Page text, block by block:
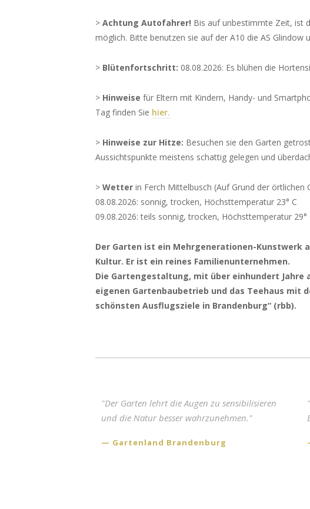
> Achtung Autofahrer! Bis auf unbestimmte Zeit, ist
möglich. Bitte benutzen sie auf der A10 die AS Glindow
> Blütenfortschritt: 08.08.2026: Es blühen die
> Hinweise für Eltern mit Kindern, Handy- und
Tag finden Sie hier.
> Hinweise zur Hitze: Besuchen sie den Garten
Aussichtspunkte meistens schattig gelegen und
> Wetter in Ferch Mittelbusch (Auf Grund der örtlichen
08.08.2026: sonnig, trocken, Höchsttemperatur 23° C
09.08.2026: teils sonnig, trocken, Höchsttemperatur 29°
Der Garten ist ein Mehrgenerationen-Kunstwerk
Kultur. Er ist ein reines Familienunternehmen.
Die Gartengestaltung, mit über einhundert Jahre
eigenen Gartenbaubetrieb und das Teehaus mit
schönsten Ausflugsziele in Brandenburg“ (rbb).
"Der Garten lehrt die Augen zu sensibilisieren
und die Natur besser wahrzunehmen."
Gartenland Brandenburg